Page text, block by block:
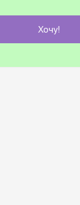
Хочу!